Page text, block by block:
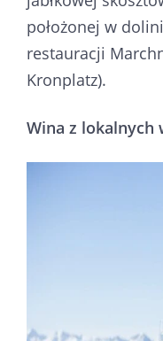
położonej w
restauracji
Kronplatz).
Wina z lokalnych